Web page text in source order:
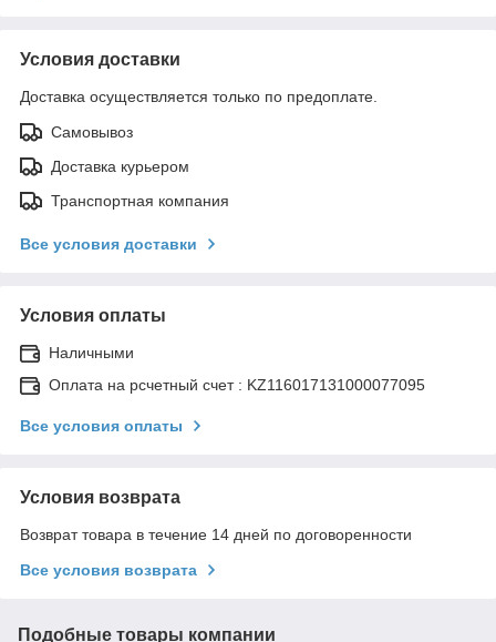
Условия доставки
Доставка осуществляется только по предоплате.
Самовывоз
Доставка курьером
Транспортная компания
Все условия доставки
Условия оплаты
Наличными
Оплата на рсчетный счет : KZ116017131000077095
Все условия оплаты
Условия возврата
Возврат товара в течение 14 дней по договоренности
Все условия возврата
Подобные товары компании